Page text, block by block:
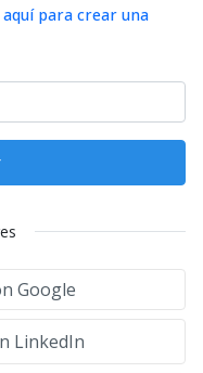
aquí para crear una
Google
LinkedIn